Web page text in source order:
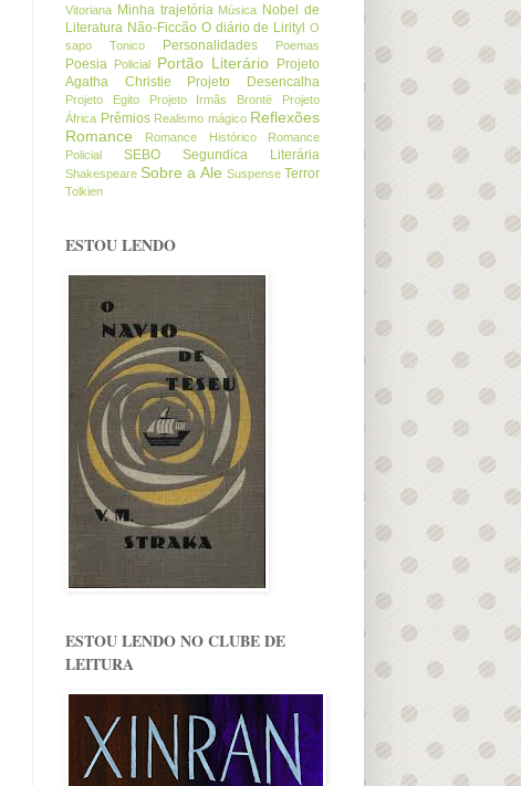
Vitoriana Minha trajetória Música Nobel de
Literatura Não-Ficcão O diário de Lirityl O
sapo Tonico
Personalidades Poemas
Poesia Policial Portão Literário Projeto
Agatha Christie
Projeto Desencalha
Projeto Egito Projeto Irmãs Brontë
Projeto
África Prêmios Realismo mágico Reflexões
Romance
Romance Histórico
Romance
Policial
SEBO Segundica Literária
Shakespeare Sobre a Ale Suspense Terror
Tolkien
ESTOU LENDO
ESTOU LENDO NO CLUBE DE
LEITURA